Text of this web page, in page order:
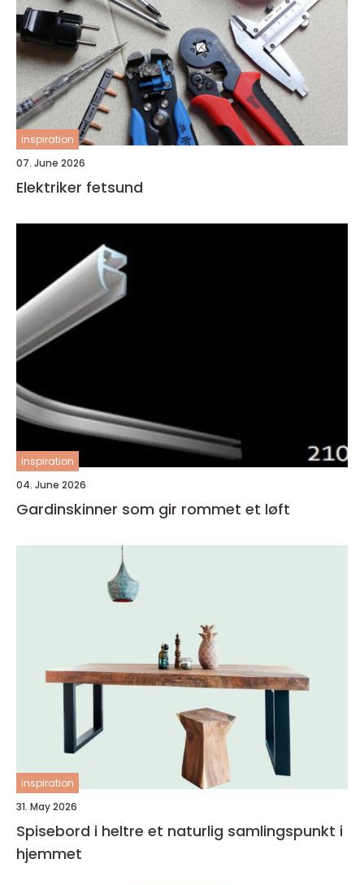
inspiration
07. June 2026
Elektriker fetsund
inspiration
04. June 2026
Gardinskinner som gir rommet et løft
inspiration
31. May 2026
Spisebord i heltre et naturlig samlingspunkt i
hjemmet